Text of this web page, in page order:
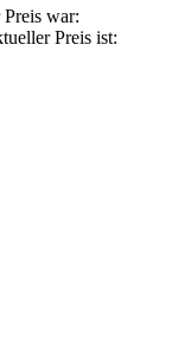
war:
Preis ist: